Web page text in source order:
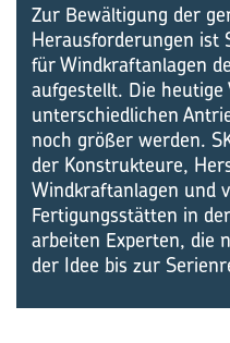
Zur Bewältigung der
Herausforderungen ist
für Windkraftanlagen
aufgestellt. Die heutige
unterschiedlichen
noch größer werden.
der Konstrukteure,
Windkraftanlagen und
Fertigungsstätten in
arbeiten Experten, die
der Idee bis zur